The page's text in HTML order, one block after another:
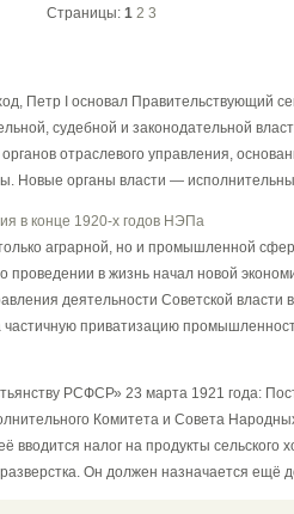
Страницы: 1 2 3
Петр I основал Правительствующий
судебной и законодательной
отраслевого управления,
Новые органы власти —
в конце 1920-х годов НЭПа
аграрной, но и промышленной
проведении в жизнь начал новой
деятельности Советской власти
приватизацию
РСФСР» 23 марта 1921 года:
Комитета и Совета
вводится налог на продукты сельского
Он должен назначается ещё